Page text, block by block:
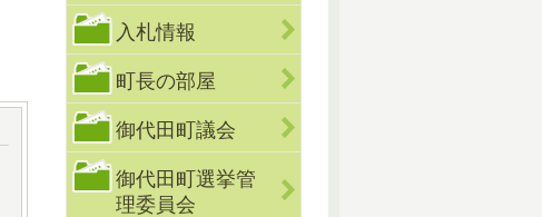
入札情報
町長の部屋
御代田町議会
御代田町選挙管
理委員会